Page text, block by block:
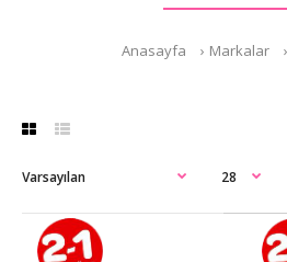
Anasayfa Markalar